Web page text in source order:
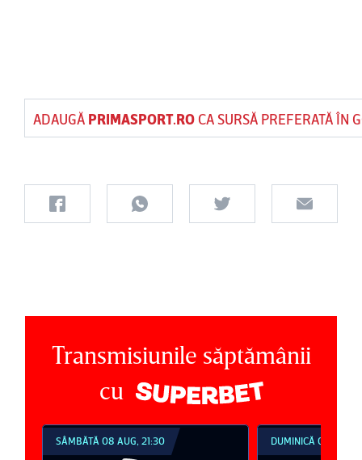
ADAUGĂ PRIMASPORT.ROCA SURSĂ PREFERATĂ ÎN
Transmisiunile săptămânii
cu
SÂMBĂTĂ 08 AUG, 21:30 DUMINICĂ 09 AUG,